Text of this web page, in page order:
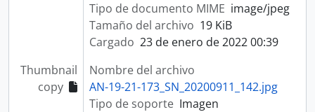
Tipo de documento MIME image/jpeg
Tamaño del archivo 19 KiB
Cargado 23 de enero de 2022 00:39
Thumbnail
copy
Nombre del archivo
AN-19-21-173_SN_20200911_142.jpg
Tipo de soporte Imagen